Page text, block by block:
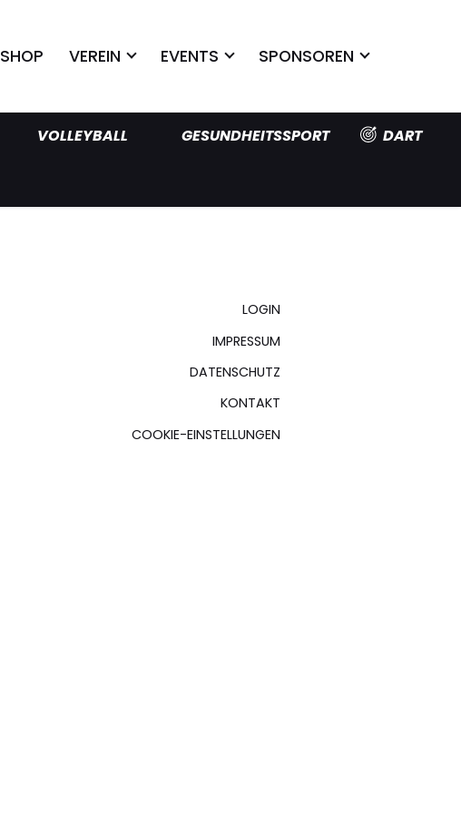
SHOP VEREIN EVENTS SPONSOREN
VOLLEYBALL GESUNDHEITSSPORT DART
LOGIN
IMPRESSUM
DATENSCHUTZ
KONTAKT
COOKIE-EINSTELLUNGEN